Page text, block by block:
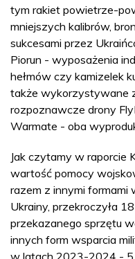
tym rakiet powietrze-
mniejszych kalibrów,
sukcesami przez
Piorun - wyposażenia
hełmów czy kamizelek
także wykorzystywane
rozpoznawcze drony
Warmate - oba
Jak czytamy w raporcie
wartość pomocy
razem z innymi formami
Ukrainy, przekroczyła
przekazanego sprzętu
innych form wsparcia
w latach 2023-2024 -